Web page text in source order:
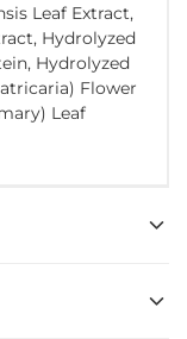
Leaf Extract,
Hydrolyzed
Hydrolyzed
Flower
Leaf